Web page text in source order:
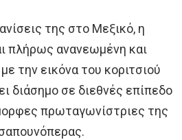
της στο Μεξικό, η
πλήρως ανανεωμένη και
την εικόνα του κοριτσιού
διάσημο σε διεθνές επίπεδο
πρωταγωνίστριες της